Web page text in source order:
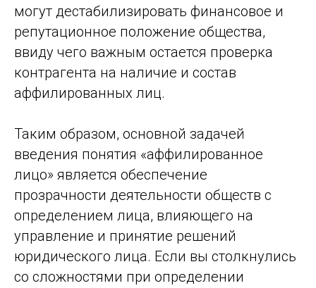
могут дестабилизировать финансовое и
репутационное положение общества,
ввиду чего важным остается проверка
контрагента на наличие и состав
аффилированных лиц.
Таким образом, основной задачей
введения понятия «аффилированное
лицо» является обеспечение
прозрачности деятельности обществ с
определением лица, влияющего на
управление и принятие решений
юридического лица. Если вы столкнулись
со сложностями при определении